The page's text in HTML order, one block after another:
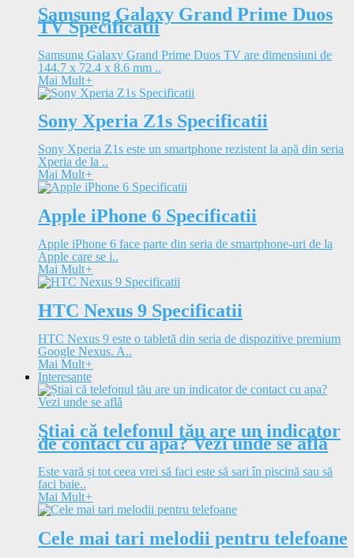
Samsung Galaxy Grand Prime Duos
TV Specificatii
Samsung Galaxy Grand Prime Duos TV are dimensiuni de
144.7 x 72.4 x 8.6 mm ..
Mai Mult+
Sony Xperia Z1s Specificatii
Sony Xperia Z1s este un smartphone rezistent la apă din seria
Xperia de la ..
Mai Mult+
Apple iPhone 6 Specificatii
Apple iPhone 6 face parte din seria de smartphone-uri de la
Apple care se i..
Mai Mult+
HTC Nexus 9 Specificatii
HTC Nexus 9 este o tabletă din seria de dispozitive premium
Google Nexus. A..
Mai Mult+
Interesante
Știai că telefonul tău are un indicator
de contact cu apa? Vezi unde se află
Este vară și tot ceea vrei să faci este să sari în piscină sau să
faci baie..
Mai Mult+
Cele mai tari melodii pentru telefoane